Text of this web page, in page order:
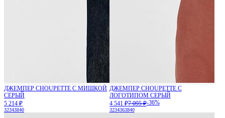
ДЖЕМПЕР CHOUPETTE С МИШКОЙ
СЕРЫЙ
5 214 ₽
32343840
ДЖЕМПЕР CHOUPETTE С
ЛОГОТИПОМ СЕРЫЙ
4 541 ₽7 095 ₽-36%
3234363840